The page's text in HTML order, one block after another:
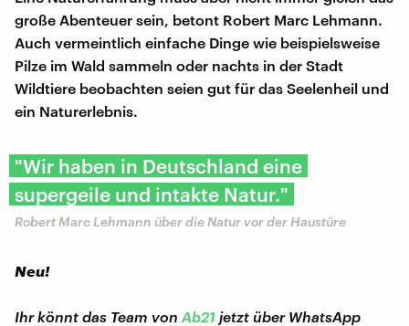
große Abenteuer sein, betont Robert Marc Lehmann.
Auch vermeintlich einfache Dinge wie beispielsweise
Pilze im Wald sammeln oder nachts in der Stadt
Wildtiere beobachten seien gut für das Seelenheil und
ein Naturerlebnis.
"Wir haben in Deutschland eine
supergeile und intakte Natur."
Robert Marc Lehmann über die Natur vor der Haustüre
Neu!
Ihr könnt das Team von Ab21 jetzt über WhatsApp